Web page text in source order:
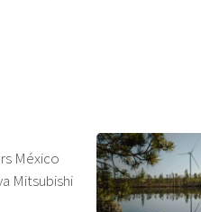
México
Mitsubishi